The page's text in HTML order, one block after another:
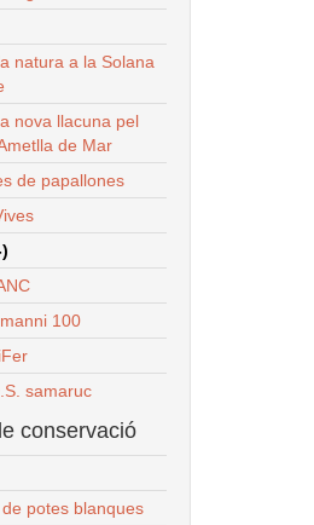
natura a la Solana
nova llacuna pel
de Mar
de papallones
100
samaruc
conservació
potes blanques